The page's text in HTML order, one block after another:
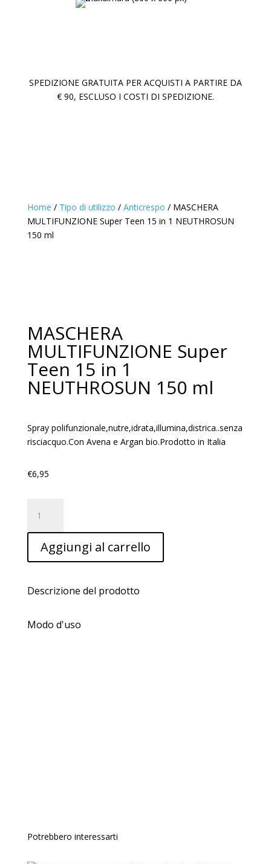
SPEDIZIONE GRATUITA PER ACQUISTI A PARTIRE DA
€ 90, ESCLUSO I COSTI DI SPEDIZIONE.
Home / Tipo di utilizzo / Anticrespo / MASCHERA
MULTIFUNZIONE Super Teen 15 in 1 NEUTHROSUN
150 ml
MASCHERA
MULTIFUNZIONE Super
Teen 15 in 1
NEUTHROSUN 150 ml
Spray polifunzionale,nutre,idrata,illumina,districa..senza
risciacquo.Con Avena e Argan bio.Prodotto in Italia
€6,95
MULTIFUNZIONE
Super
Teen
15
1
ml
Aggiungi al carrello
Descrizione del prodotto
Modo d'uso
Potrebbero interessarti